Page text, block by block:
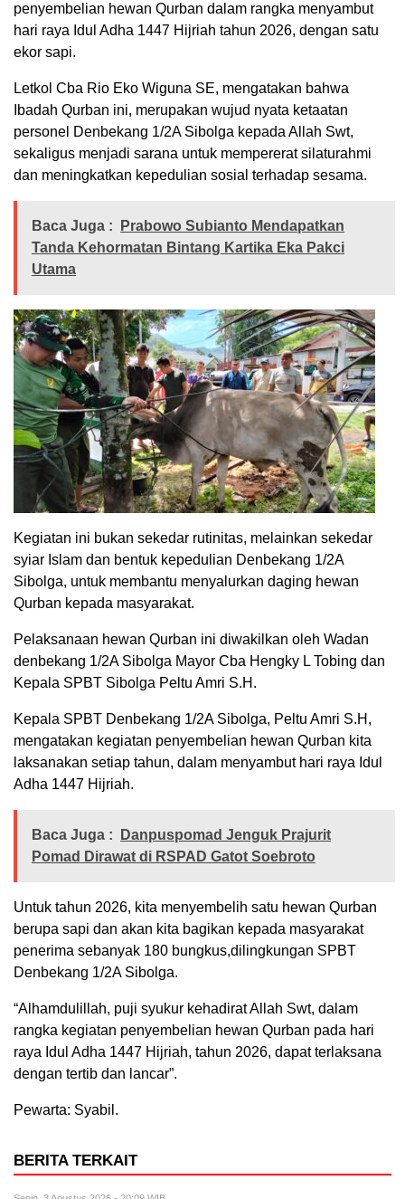
penyembelian hewan Qurban dalam rangka menyambut
hari raya Idul Adha 1447 Hijriah tahun 2026, dengan satu
ekor sapi.
Letkol Cba Rio Eko Wiguna SE, mengatakan bahwa
Ibadah Qurban ini, merupakan wujud nyata ketaatan
personel Denbekang 1/2A Sibolga kepada Allah Swt,
sekaligus menjadi sarana untuk mempererat silaturahmi
dan meningkatkan kepedulian sosial terhadap sesama.
Baca Juga :
Prabowo Subianto Mendapatkan
Tanda Kehormatan Bintang Kartika Eka Pakci
Utama
Kegiatan ini bukan sekedar rutinitas, melainkan sekedar
syiar Islam dan bentuk kepedulian Denbekang 1/2A
Sibolga, untuk membantu menyalurkan daging hewan
Qurban kepada masyarakat.
Pelaksanaan hewan Qurban ini diwakilkan oleh Wadan
denbekang 1/2A Sibolga Mayor Cba Hengky L Tobing dan
Kepala SPBT Sibolga Peltu Amri S.H.
Kepala SPBT Denbekang 1/2A Sibolga, Peltu Amri S.H,
mengatakan kegiatan penyembelian hewan Qurban kita
laksanakan setiap tahun, dalam menyambut hari raya Idul
Adha 1447 Hijriah.
Baca Juga :
Danpuspomad Jenguk Prajurit
Pomad Dirawat di RSPAD Gatot Soebroto
Untuk tahun 2026, kita menyembelih satu hewan Qurban
berupa sapi dan akan kita bagikan kepada masyarakat
penerima sebanyak 180 bungkus,dilingkungan SPBT
Denbekang 1/2A Sibolga.
“Alhamdulillah, puji syukur kehadirat Allah Swt, dalam
rangka kegiatan penyembelian hewan Qurban pada hari
raya Idul Adha 1447 Hijriah, tahun 2026, dapat terlaksana
dengan tertib dan lancar”.
Pewarta: Syabil.
BERITA TERKAIT